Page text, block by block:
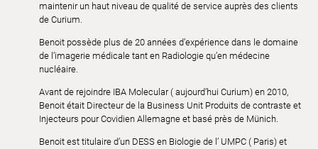
maintenir un haut niveau de qualité de service auprès des clients
de Curium.
Benoit possède plus de 20 années d’expérience dans le domaine
de l’imagerie médicale tant en Radiologie qu’en médecine
nucléaire.
Avant de rejoindre IBA Molecular ( aujourd’hui Curium) en 2010,
Benoit était Directeur de la Business Unit Produits de contraste et
Injecteurs pour Covidien Allemagne et basé près de Münich.
Benoit est titulaire d’un DESS en Biologie de l’ UMPC ( Paris) et